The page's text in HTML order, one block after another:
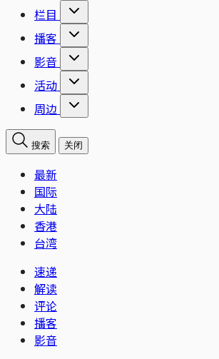
栏目
播客
影音
活动
周边
搜索 关闭
最新
国际
大陆
香港
台湾
速递
解读
评论
播客
影音